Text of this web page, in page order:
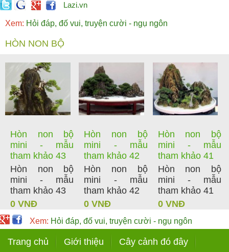
Lazi.vn
Xem: Hỏi đáp, đố vui, truyện cười - ngụ ngôn
HÒN NON BỘ
Hòn non bộ
mini - mẫu
tham khảo 43
Hòn non bộ
mini - mẫu
tham khảo 43
0 VNĐ
Hòn non bộ
mini - mẫu
tham khảo 42
Hòn non bộ
mini - mẫu
tham khảo 42
0 VNĐ
Hòn non bộ
mini - mẫu
tham khảo 41
Hòn non bộ
mini - mẫu
tham khảo 41
0 VNĐ
Xem: Hỏi đáp, đố vui, truyện cười - ngụ ngôn
Trang chủ Giới thiệu Cây cảnh đó đây